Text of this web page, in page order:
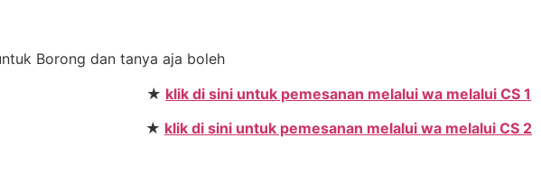
Borong dan tanya aja boleh
★ klik di sini untuk pemesanan melalui wa melalui CS 1
★ klik di sini untuk pemesanan melalui wa melalui CS 2